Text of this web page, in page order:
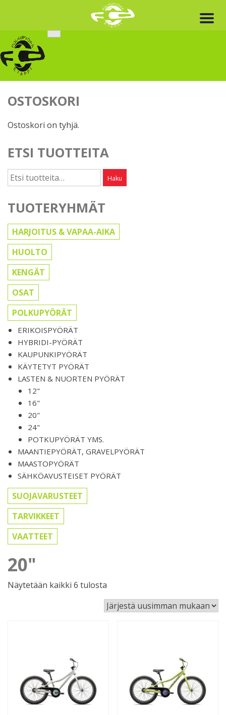
content
OSTOSKORI
Ostoskori on tyhjä.
ETSI TUOTTEITA
Etsi: Haku
TUOTERYHMÄT
HARJOITUS & VAPAA-AIKA
HUOLTO
KENGÄT
OSAT
POLKUPYÖRÄT
ERIKOISPYÖRÄT
HYBRIDI-PYÖRÄT
KAUPUNKIPYÖRÄT
KÄYTETYT PYÖRÄT
LASTEN & NUORTEN PYÖRÄT
12"
16"
20"
24"
POTKUPYÖRÄT YMS.
MAANTIEPYÖRÄT, GRAVELPYÖRÄT
MAASTOPYÖRÄT
SÄHKÖAVUSTEISET PYÖRÄT
SUOJAVARUSTEET
TARVIKKEET
VAATTEET
20"
Näytetään kaikki 6 tulosta
by
latest